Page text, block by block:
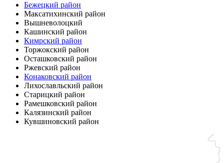
Бежецкий район
Максатихинский район
Вышневолоцкий
Кашинский район
Кимрский район
Торжокский район
Осташковский район
Ржевский район
Конаковский район
Лихославльский район
Старицкий район
Рамешковский район
Калязинский район
Кувшиновский район